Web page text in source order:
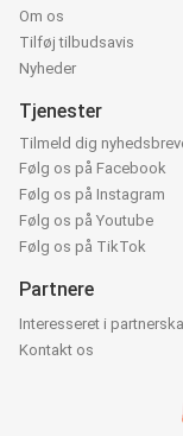
Om os
Tilføj tilbudsavis
Nyheder
Tjenester
Tilmeld dig
Følg os på Facebook
Følg os på Instagram
Følg os på Youtube
Følg os på TikTok
Partnere
Interesseret i
Kontakt os